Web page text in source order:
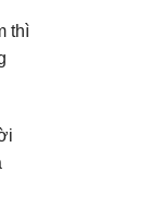
thì